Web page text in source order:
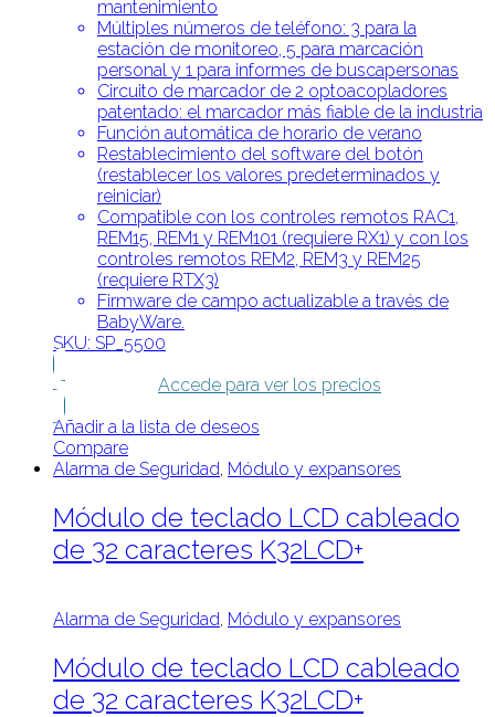
mantenimiento
Múltiples números de teléfono: 3 para la
estación de monitoreo, 5 para marcación
personal y 1 para informes de buscapersonas
Circuito de marcador de 2 optoacopladores
patentado: el marcador más fiable de la industria
Función automática de horario de verano
Restablecimiento del software del botón
(restablecer los valores predeterminados y
reiniciar)
Compatible con los controles remotos RAC1,
REM15, REM1 y REM101 (requiere RX1) y con los
controles remotos REM2, REM3 y REM25
(requiere RTX3)
Firmware de campo actualizable a través de
BabyWare.
SKU: SP_5500
Accede para ver los precios
Añadir a la lista de deseos
Compare
Alarma de Seguridad, Módulo y expansores
Módulo de teclado LCD cableado
de 32 caracteres K32LCD+
Alarma de Seguridad, Módulo y expansores
Módulo de teclado LCD cableado
de 32 caracteres K32LCD+